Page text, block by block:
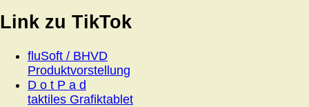
Link zu TikTok
fluSoft / BHVD
Produktvorstellung
D o t P a d
taktiles Grafiktablet